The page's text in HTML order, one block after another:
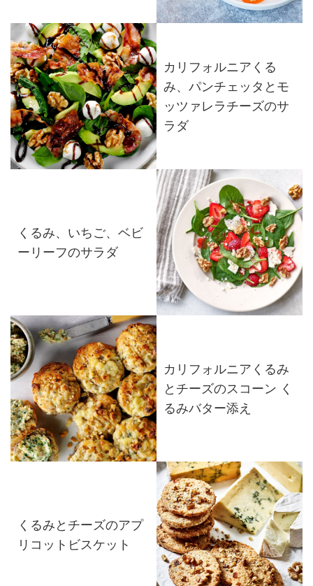
カリフォルニアくる
み、パンチェッタとモ
ッツァレラチーズのサ
ラダ
くるみ、いちご、ベビ
ーリーフのサラダ
カリフォルニアくるみ
とチーズのスコーン く
るみバター添え
くるみとチーズのアプ
リコットビスケット